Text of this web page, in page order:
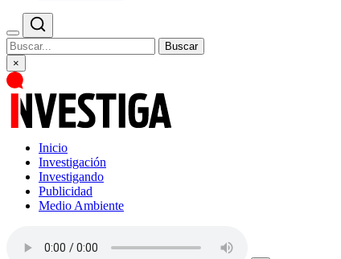
Buscar
×
Inicio
Investigación
Investigando
Publicidad
Medio Ambiente